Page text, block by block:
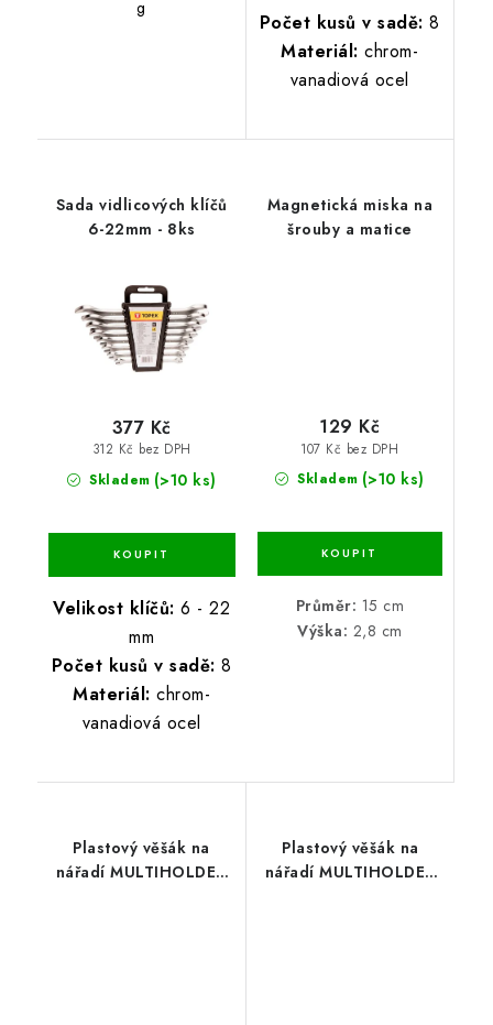
g
Počet kusů v sadě: 8
Materiál: chrom-
vanadiová ocel
Sada vidlicových klíčů
6-22mm - 8ks
Skladem (>10 ks)
312 Kč bez DPH
377 Kč
Velikost klíčů: 6 - 22
mm
Počet kusů v sadě: 8
Materiál: chrom-
vanadiová ocel
Magnetická miska na
šrouby a matice
Skladem (>10 ks)
107 Kč bez DPH
129 Kč
Průměr: 15 cm
Výška: 2,8 cm
Plastový věšák na
nářadí MULTIHOLDER
Plastový věšák na
nářadí MULTIHOLDER